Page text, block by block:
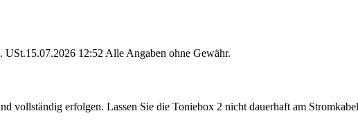
12:52 Alle Angaben ohne Gewähr.
vollständig erfolgen. Lassen Sie die Toniebox 2 nicht dauerhaft am